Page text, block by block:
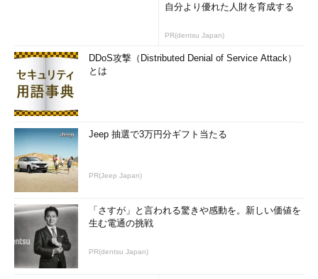
自分より優れた人財を育成する
PR(dentsu Japan)
DDoS攻撃（Distributed Denial of Service Attack）
とは
Jeep 抽選で3万円分ギフト当たる
PR(Jeep Japan)
「さすが」と言われる驚きや感動を。新しい価値を
生む電通の挑戦
PR(dentsu Japan)